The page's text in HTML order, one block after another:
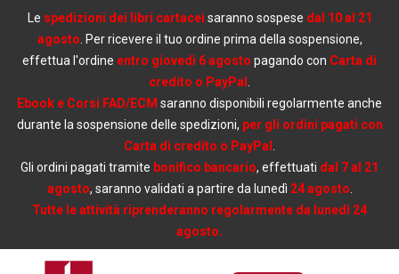
Le spedizioni dei libri cartacei saranno sospese dal 10 al 21
agosto . Per ricevere il tuo ordine prima della sospensione,
effettua l'ordine entro giovedì 6 agosto pagando con Carta di
credito o PayPal
Ebook e Corsi FAD/ECM saranno disponibili regolarmente anche
durante la sospensione delle spedizioni, per gli ordini pagati con
Carta di credito o PayPal
Gli ordini pagati tramite bonifico bancario, effettuati dal 7 al 21
agosto, saranno validati a partire da lunedì 24 agosto
Tutte le attività riprenderanno regolarmente da lunedì 24
agosto.